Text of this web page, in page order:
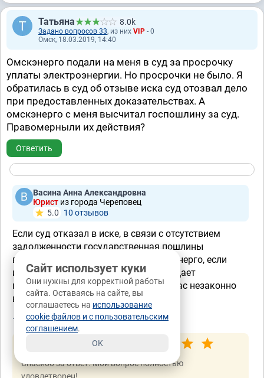
Татьяна 8.0k
Задано вопросов 33, из них VIP - 0
Омск, 18.03.2019, 14:40
Омскэнерго подали на меня в суд за просрочку
уплаты электроэнергии. Но просрочки не было. Я
обратилась в суд об отзыве иска суд отозвал дело
при предоставленных доказательствах. А
омскэнерго с меня высчитал госпошлину за суд.
Правомерныли их действия?
Ответить
Васина Анна Александровна
Юрист из города Череповец
5.0
10 отзывов
Если суд отказал в иске, в связи с отсутствием
задолженности государственная пошлины
взыскивается с истца, то есть с Омсэнерго, если
истец отказался от иска, суд возвращает
государственную пошлину истцу. С Вас незаконно
взыскали.
18.03.2019, 15:02
Оценка автора вопроса:
Спасибо за ответ. Мой вопрос полностью
Сайт использует куки
Они нужны для корректной работы
сайта. Оставаясь на сайте, вы
соглашаетесь на использование
cookie файлов и с пользовательским
соглашением.
OK